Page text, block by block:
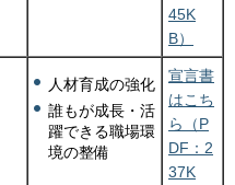
45K
B）
人材育成の強化
誰もが成長・活
躍できる職場環
境の整備
宣言書
はこち
ら（P
DF：2
37K